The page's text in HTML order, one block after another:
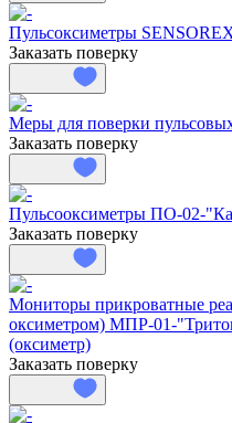
Пульсоксиметры
Заказать поверку
Меры для поверки
Заказать поверку
Пульсооксиметры ПО-02-
Заказать поверку
Мониторы прикроватные
оксиметром) МПР-01-
(оксиметр)
Заказать поверку